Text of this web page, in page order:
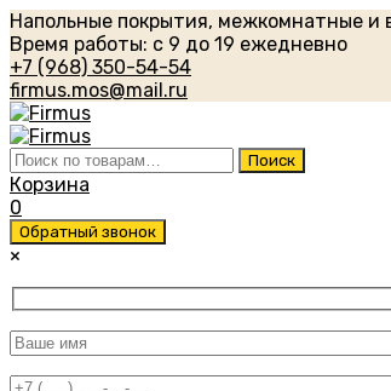
Напольные покрытия, межкомнатные и
Время работы: с 9 до 19 ежедневно
+7 (968) 350-54-54
firmus.mos@mail.ru
Искать: Поиск
Корзина
0
Обратный звонок
×